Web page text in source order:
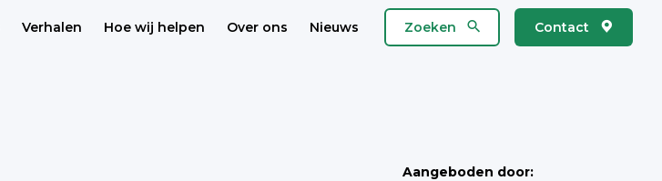
Verhalen Hoe wij helpen Over ons Nieuws Zoeken Contact
Aangeboden door: